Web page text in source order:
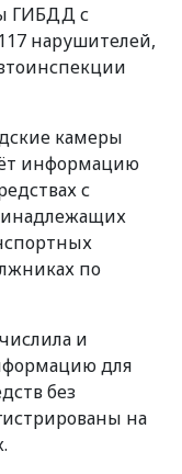
ГИБДД с
нарушителей,
камеры
информацию
с
по
и
для
без
на